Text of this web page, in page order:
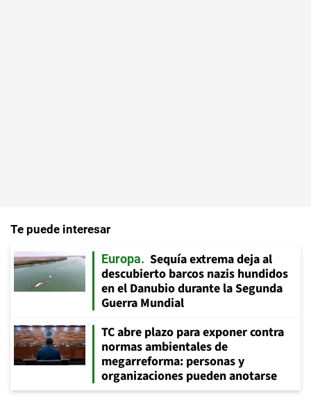
Te puede interesar
Europa
Sequía extrema deja al
descubierto barcos nazis hundidos
en el Danubio durante la Segunda
Guerra Mundial
TC abre plazo para exponer contra
normas ambientales de
megarreforma: personas y
organizaciones pueden anotarse